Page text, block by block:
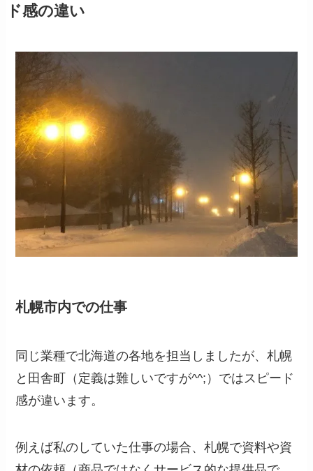
ド感の違い
札幌市内での仕事
同じ業種で北海道の各地を担当しましたが、札幌
と田舎町（定義は難しいですが^^;）ではスピード
感が違います。
例えば私のしていた仕事の場合、札幌で資料や資